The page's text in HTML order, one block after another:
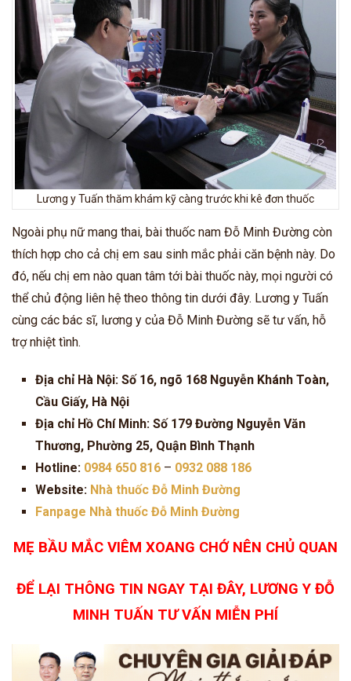
Lương y Tuấn thăm khám kỹ càng trước khi kê đơn thuốc
Ngoài phụ nữ mang thai, bài thuốc nam Đỗ Minh Đường còn
thích hợp cho cả chị em sau sinh mắc phải căn bệnh này. Do
đó, nếu chị em nào quan tâm tới bài thuốc này, mọi người có
thể chủ động liên hệ theo thông tin dưới đây. Lương y Tuấn
cùng các bác sĩ, lương y của Đỗ Minh Đường sẽ tư vấn, hỗ
trợ nhiệt tình.
Địa chỉ Hà Nội: Số 16, ngõ 168 Nguyễn Khánh Toàn,
Cầu Giấy, Hà Nội
Địa chỉ Hồ Chí Minh: Số 179 Đường Nguyễn Văn
Thương, Phường 25, Quận Bình Thạnh
Hotline: 0984 650 816 – 0932 088 186
Website: Nhà thuốc Đỗ Minh Đường
Fanpage Nhà thuốc Đỗ Minh Đường
MẸ BẦU MẮC VIÊM XOANG CHỚ NÊN CHỦ QUAN
ĐỂ LẠI THÔNG TIN NGAY TẠI ĐÂY, LƯƠNG Y ĐỖ
MINH TUẤN TƯ VẤN MIỄN PHÍ